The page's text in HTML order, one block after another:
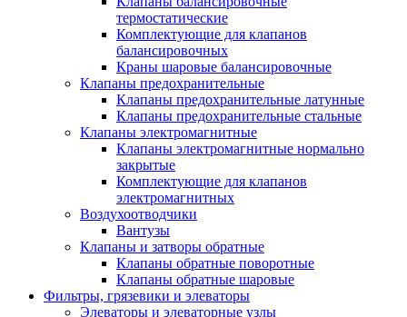
термостатические
Комплектующие для клапанов
балансировочных
Краны шаровые балансировочные
Клапаны предохранительные
Клапаны предохранительные латунные
Клапаны предохранительные стальные
Клапаны электромагнитные
Клапаны электромагнитные нормально
закрытые
Комплектующие для клапанов
электромагнитных
Воздухоотводчики
Вантузы
Клапаны и затворы обратные
Клапаны обратные поворотные
Клапаны обратные шаровые
Фильтры, грязевики и элеваторы
Элеваторы и элеваторные узлы